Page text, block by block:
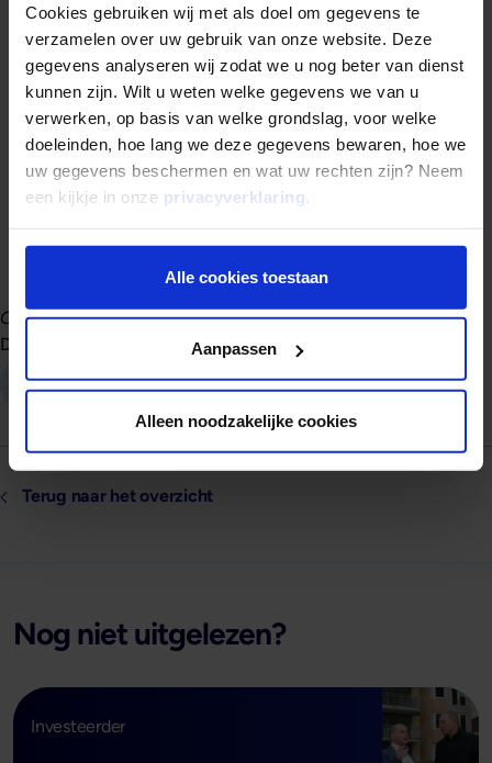
Cookies gebruiken wij met als doel om gegevens te
verzamelen over uw gebruik van onze website. Deze
gegevens analyseren wij zodat we u nog beter van dienst
kunnen zijn. Wilt u weten welke gegevens we van u
verwerken, op basis van welke grondslag, voor welke
doeleinden, hoe lang we deze gegevens bewaren, hoe we
uw gegevens beschermen en wat uw rechten zijn? Neem
een kijkje in onze privacyverklaring.
Alle cookies toestaan
Aanpassen
Alleen noodzakelijke cookies
Friskes besluit: “Het is knap hoe de mensen van Mogelijk dit
gat in de markt hebben gevonden en er een sterk bedrijf rond
hebben uitgebouwd. Er zit veel kapitaal in de markt en
investeerders bekijken wekelijks het nieuwe aanbod. Vaak
wordt dat meteen opgenomen. Wat mij betreft mag het
aanbod dus gerust verder groeien, uiteraard met dezelfde
kwaliteit. Geïnteresseerde investeerders zijn er genoeg.”
Gepubliceerd op23 maart 2026
Deel dit artikel:
Terug naar het overzicht
Nog niet uitgelezen?
Investeerder